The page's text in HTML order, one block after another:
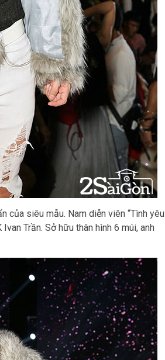
của siêu mẫu. Nam diễn viên “Tình yêu
Trần. Sở hữu thân hình 6 múi, anh